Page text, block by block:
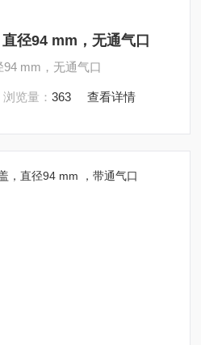
径94 mm，无通气口
mm，无通气口
浏览量：363 查看详情